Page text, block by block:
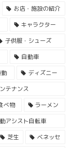
お店・施設の紹介
キャラクター
子供服・シューズ
自動車
ディズニー
テナンス
べ物
ラーメン
アシスト自転車
芝生
ベネッセ